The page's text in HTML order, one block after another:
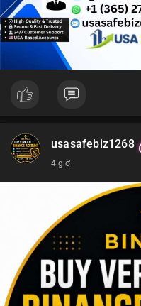
Lời khuyên cho nhà đầu tư
dòng tiền này trong 24-48
giao dịch, hãy thận trọng
nhắc chốt lời một phần.
#152dot5btc
usasafebiz1268
4 giờ